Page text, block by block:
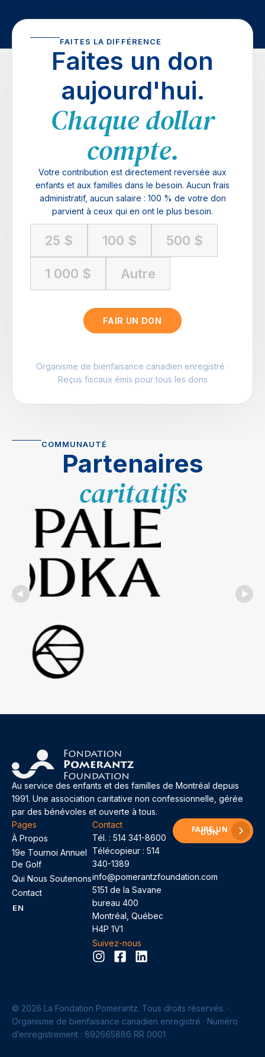
FAITES LA DIFFÉRENCE
Faites un don
aujourd'hui.
Chaque dollar
compte.
Votre contribution est directement reversée aux
enfants et aux familles dans le besoin. Aucun frais
administratif, aucun salaire : 100 % de votre don
parvient à ceux qui en ont le plus besoin.
de don25 $ 100 $ 500 $
1 000 $ Autre
Autre
FAIR UN DON
Organisme de bienfaisance canadien enregistré ·
Reçus fiscaux émis pour tous les dons
COMMUNAUTÉ
Partenaires
caritatifs
Au service des enfants et des familles de Montréal depuis
1991. Une association caritative non confessionnelle, gérée
par des bénévoles et ouverte à tous.
Pages
À Propos
19e Tournoi Annuel
De Golf
Qui Nous Soutenons
Contact
EN
Contact
Tél. : 514 341-8600
Télécopieur : 514
340-1389
info@pomerantzfoundation.com
5151 de la Savane
bureau 400
Montréal, Québec
H4P 1V1
Suivez-nous
FAIRE UN
DON
© 2026 La Fondation Pomerantz. Tous droits réservés. ·
Organisme de bienfaisance canadien enregistré · Numéro
d’enregistrement : 892665886 RR 0001